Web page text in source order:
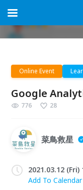
Online Event
Google
776 28
菜鳥救星
2021.03.12 (Fri)
Add To Calendar